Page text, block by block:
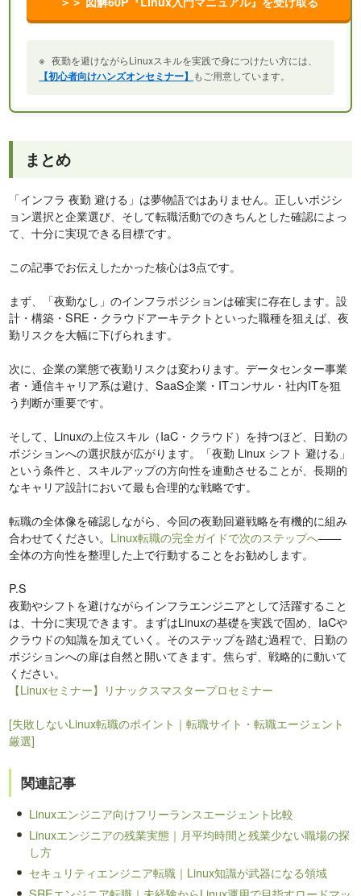
※ 夜勤を避けながらLinuxスキルを実践で身につけたい方には、
【初心者向けハンズオンセミナー】 もご用意しています。
まとめ
「インフラ 夜勤 避ける」は夢物語ではありません。正しいポジシ
ョン選択と企業選び、そして転職活動でのきちんとした確認によっ
て、十分に実現できる目標です。
この記事でお伝えしたかった核心は3点です。
まず、「夜勤なし」のインフラポジションは確実に存在します。設
計・構築・SRE・クラウドアーキテクトといった職種を狙えば、夜
勤リスクを大幅に下げられます。
次に、企業の業態で夜勤リスクは変わります。データセンター事業
者・通信キャリア系は避け、SaaS企業・ITコンサル・社内ITを狙
う判断が重要です。
そして、Linuxの上位スキル（IaC・クラウド）を持つほど、日勤の
ポジションへの選択肢が広がります。「夜勤 Linux シフト 避ける」
という条件と、スキルアップの方向性を連動させることが、長期的
なキャリア設計において最も合理的な戦略です。
転職の全体像を確認しながら、今回の夜勤回避戦略を有機的に組み
合わせてください。 Linux転職の完全ガイドで次のステップへ——
全体の方向性を整理した上で行動することをお勧めします。
P.S
夜勤やシフトを避けながらインフラエンジニアとして活躍すること
は、十分に実現できます。まずはLinuxの基礎を実践で固め、IaCや
クラウドの知識を加えていく。そのステップを踏む過程で、日勤の
ポジションへの扉は自然と開いてきます。焦らず、戦略的に動いて
ください。
【Linuxセミナー】リナックスマスタープロセミナー
[失敗しないLinux転職のポイント｜転職サイト・転職エージェント
厳選]
関連記事
Linuxエンジニア向けフリーランスエージェント比較
Linuxエンジニアの残業実態｜月平均時間と残業少ない職場の探
し方
セキュリティエンジニア転職｜Linux知識が武器になる領域